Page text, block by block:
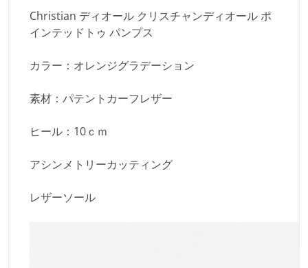
Christian ディオール クリスチャンディオール ポ
インテッドトゥ パンプス
カラー：オレンジグラデーション
素材：パテントカーフレザー
ヒール：10ｃｍ
アシンメトリーカッティング
レザーソール